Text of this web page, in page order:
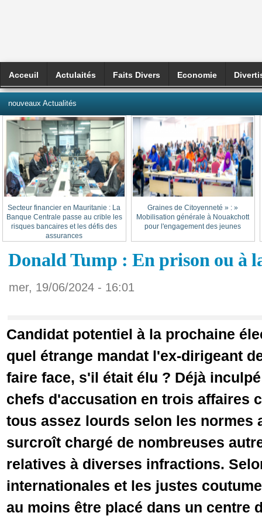
Acceuil Actulaités Faits Divers Economie
nouveaux Actualités
« Graines de Citoyenneté » :
Mobilisation générale à Nouakchott
pour l'engagement des jeunes
Secteur financier en Mauritanie : La
Banque Centrale passe au crible les
risques bancaires et les défis des
assurances
Donald Tump : En prison ou à
mer, 19/06/2024 - 16:01
Candidat potentiel à la prochaine
quel étrange mandat l'ex-dirigeant
faire face, s'il était élu ? Déjà
chefs d'accusation en trois affaires
tous assez lourds selon les normes
surcroît chargé de nombreuses
relatives à diverses infractions.
internationales et les justes
au moins être placé dans un centre